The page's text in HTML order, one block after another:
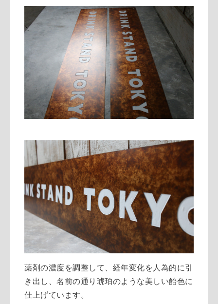
薬剤の濃度を調整して、経年変化を人為的に引
き出し、名前の通り琥珀のような美しい飴色に
仕上げています。